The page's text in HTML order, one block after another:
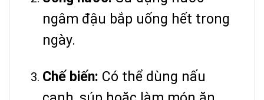
ngâm đậu bắp uống hết trong
ngày.
Chế biến: Có thể dùng nấu